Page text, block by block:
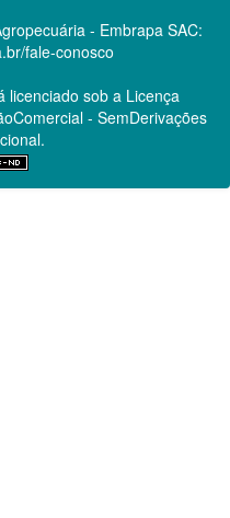
- Embrapa SAC:
fale-conosco
licenciado sob a Licença
- SemDerivações